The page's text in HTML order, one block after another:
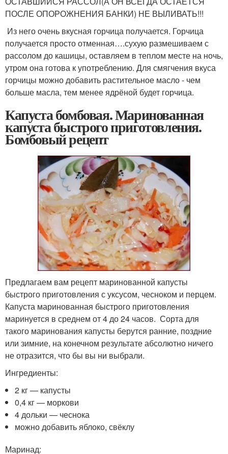
ПОСЛЕ ОПОРОЖНЕНИЯ БАНКИ) НЕ ВЫЛИВАТЬ!!!
Из него очень вкусная горчица получается. Горчица
получается просто отменная….сухую размешиваем с
рассолом до кашицы, оставляем в теплом месте на ночь,
утром она готова к употреблению. Для смягчения вкуса
горчицы можно добавить растительное масло - чем
больше масла, тем менее ядрёной будет горчица.
Капуста бомбовая. Маринованная
капуста быстрого приготовления.
Бомбовый рецепт
Предлагаем вам рецепт маринованной капусты
быстрого приготовления с уксусом, чесноком и перцем.
Капуста маринованная быстрого приготовления
маринуется в среднем от 4 до 24 часов. Сорта для
такого маринования капусты берутся ранние, поздние
или зимние, на конечном результате абсолютно ничего
не отразится, что бы вы ни выбрали.
Ингредиенты:
2 кг — капусты
0,4 кг — моркови
4 дольки — чеснока
можно добавить яблоко, свёклу
Маринад: